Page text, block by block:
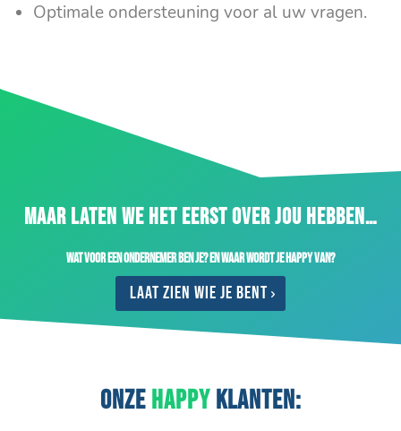
Optimale ondersteuning voor al uw vragen.
MAAR LATEN WE HET EERST OVER JOU HEBBEN…
Wat voor een ondernemer ben je? En waar wordt je happy van?
Laat zien wie je bent
ONZEHAPPYKLANTEN: